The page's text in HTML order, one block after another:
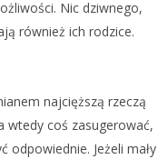
Nic dziwnego,
również ich rodzice.
najcięższą rzeczą
wtedy coś zasugerować,
odpowiednie. Jeżeli mały